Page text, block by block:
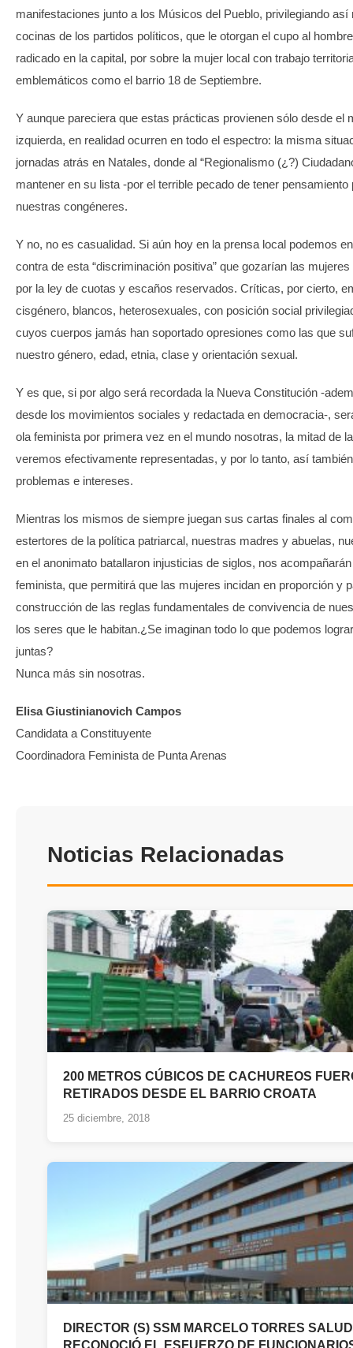
manifestaciones junto a los Músicos del Pueblo, privilegiando así
cocinas de los partidos políticos, que le otorgan el cupo al
radicado en la capital, por sobre la mujer local con trabajo
emblemáticos como el barrio 18 de Septiembre.
Y aunque pareciera que estas prácticas provienen sólo desde el
izquierda, en realidad ocurren en todo el espectro: la misma
jornadas atrás en Natales, donde al “Regionalismo (¿?)
mantener en su lista -por el terrible pecado de tener pensamiento
nuestras congéneres.
Y no, no es casualidad. Si aún hoy en la prensa local podemos
contra de esta “discriminación positiva” que gozarían las
por la ley de cuotas y escaños reservados. Críticas, por cierto,
cisgénero, blancos, heterosexuales, con posición social
cuyos cuerpos jamás han soportado opresiones como las que
nuestro género, edad, etnia, clase y orientación sexual.
Y es que, si por algo será recordada la Nueva Constitución -
desde los movimientos sociales y redactada en democracia-,
ola feminista por primera vez en el mundo nosotras, la mitad de
veremos efectivamente representadas, y por lo tanto, así
problemas e intereses.
Mientras los mismos de siempre juegan sus cartas finales al
estertores de la política patriarcal, nuestras madres y abuelas,
en el anonimato batallaron injusticias de siglos, nos
feminista, que permitirá que las mujeres incidan en proporción y
construcción de las reglas fundamentales de convivencia de
los seres que le habitan.¿Se imaginan todo lo que podemos
juntas?
Nunca más sin nosotras.
Elisa Giustinianovich Campos
Candidata a Constituyente
Coordinadora Feminista de Punta Arenas
Noticias Relacionadas
200 METROS CÚBICOS DE CACHUREOS
RETIRADOS DESDE EL BARRIO CROATA
25 diciembre, 2018
DIRECTOR (S) SSM MARCELO TORRES